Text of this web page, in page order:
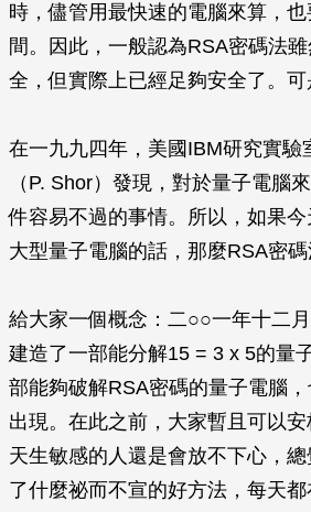
時，儘管用最快速的電腦來算，
間。因此，一般認為RSA密碼法
全，但實際上已經足夠安全了。可
在一九九四年，美國IBM研究實驗
（P. Shor）發現，對於量子電腦
件容易不過的事情。所以，如果
大型量子電腦的話，那麼RSA密碼
給大家一個概念：二○○一年十二
建造了一部能分解15 = 3 x 5的量
部能夠破解RSA密碼的量子電腦
出現。在此之前，大家暫且可以
天生敏感的人還是會放不下心，
了什麼祕而不宣的好方法，每天都